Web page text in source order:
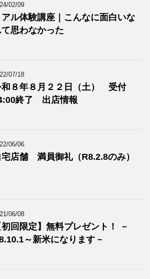
02/09
アル体験講座｜こんなに面白いな
て思わなかった
07/18
和８年８月２２日（土） 受付
終了 出店情報
06/06
宅店舗 満員御礼（R8.2.8のみ）
06/08
初回限定】無料プレゼント！ －
～新米になります－